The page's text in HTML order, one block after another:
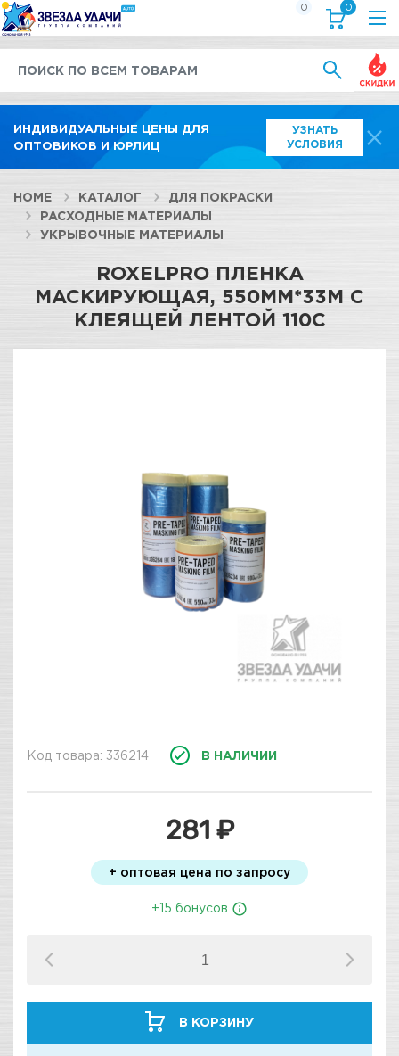
ИНДИВИДУАЛЬНЫЕ ЦЕНЫ ДЛЯ
ОПТОВИКОВ И ЮРЛИЦ
УЗНАТЬ
УСЛОВИЯ
0 0
HOME КАТАЛОГ
ДЛЯ ПОКРАСКИ
РАСХОДНЫЕ МАТЕРИАЛЫ
УКРЫВОЧНЫЕ МАТЕРИАЛЫ
ROXELPRO ПЛЕНКА
МАСКИРУЮЩАЯ, 550ММ*33М С
КЛЕЯЩЕЙ ЛЕНТОЙ 110С
Код товара: 336214 В НАЛИЧИИ
281 ₽
+ оптовая цена по запросу
+15 бонусов
В КОРЗИНУ